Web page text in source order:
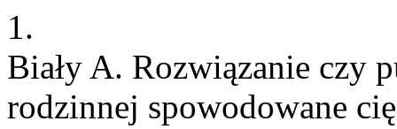
1.
Biały A. Rozwiązanie czy
rodzinnej spowodowane